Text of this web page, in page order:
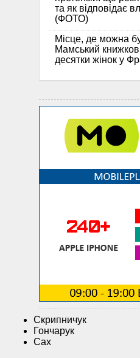
та як відповідає
(ФОТО)
Місце, де можна
Мамський
десятки жінок у
Скрипничук
Гончарук
Сах